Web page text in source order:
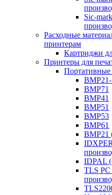
Sic-
Расходные
принтерам
Картриджи
Принтеры для
BMP71
BMP41
BMP51
BMP53
BMP61
BMP21
IDPAL
TLS